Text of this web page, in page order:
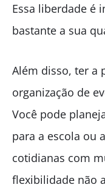
Essa liberdade é
bastante a sua
Além disso, ter a
organização de
Você pode
para a escola ou
cotidianas com
flexibilidade não